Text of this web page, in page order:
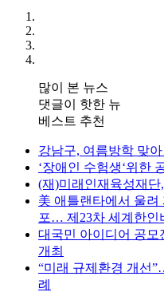
많이 본 뉴스
댓글이 핫한 뉴
베스트 추천
강남구, 여름방학 맞
‘장애인 수험생‘위한
(재)미래인재육성재
美 애틀랜타에서 울려
포… 제23차 세계한인
대국민 아이디어 공모
개최
“미래 규제환경 개선
례